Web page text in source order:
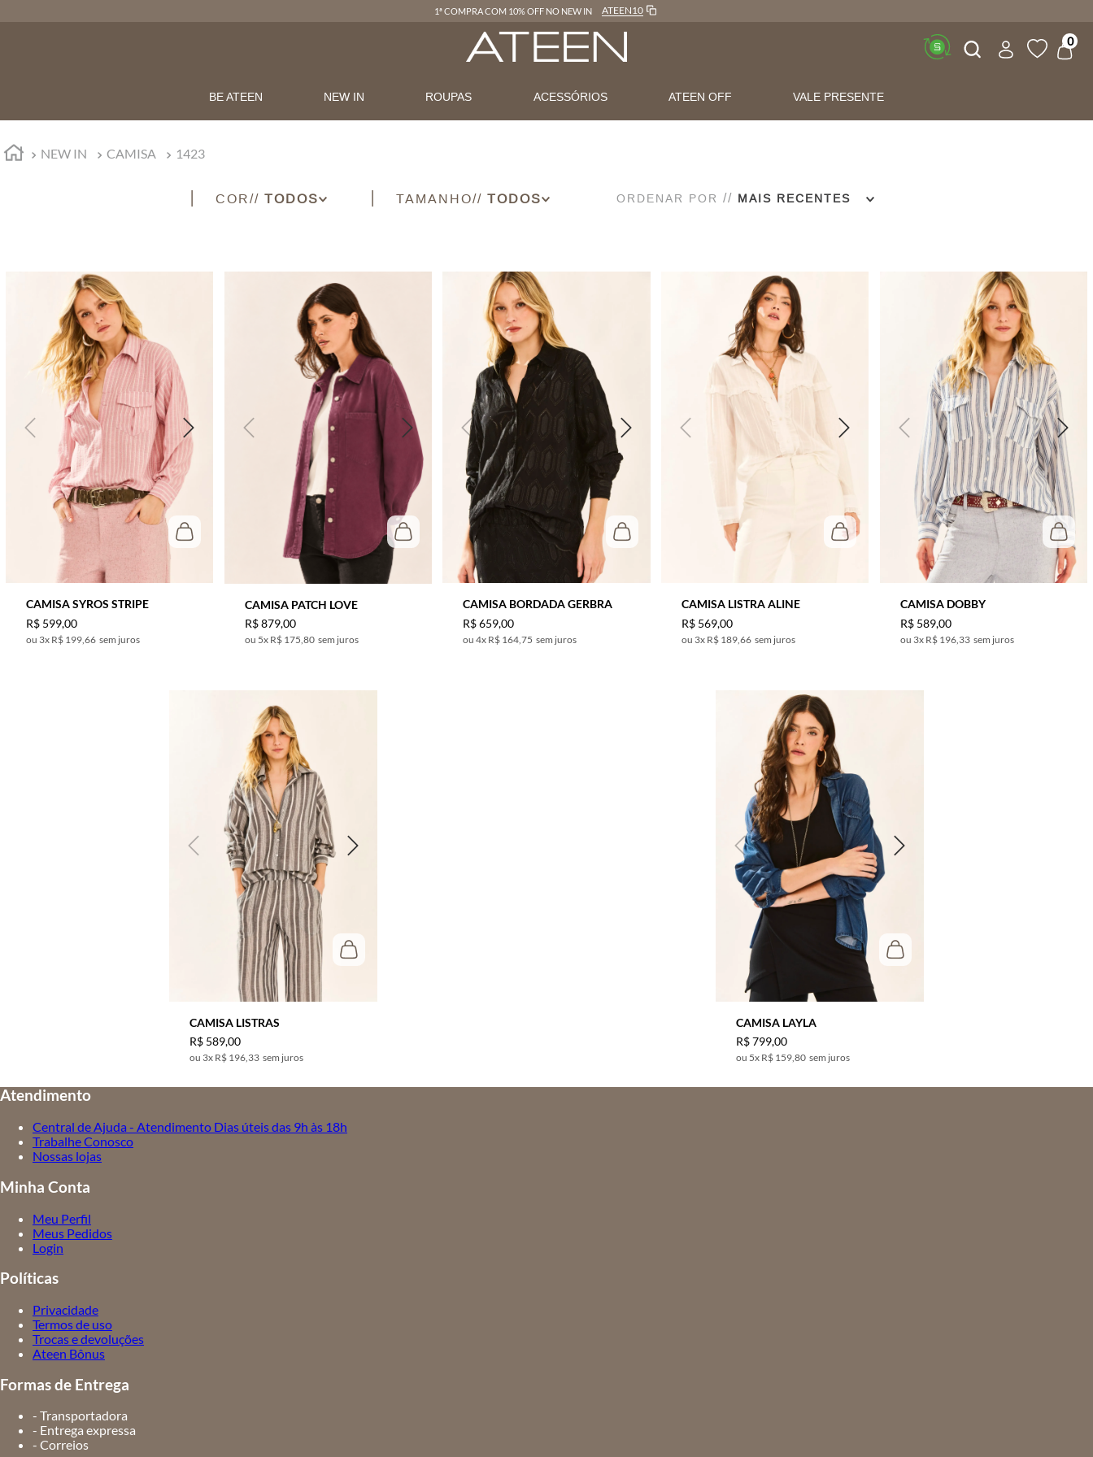
1ª COMPRA COM 10% OFF NO NEW IN ATEEN10
Buscar 0
BE ATEEN NEW IN ROUPAS ACESSÓRIOS ATEEN OFF VALE PRESENTE
NEW IN CAMISA 1423
COR
PRETO
TAMANHO
40
ORDENAR POR MAIS RECENTES
CAMISA SYROS STRIPE
R$ 599,00
3x R$ 199,66 sem juros
CAMISA PATCH LOVE
R$ 879,00
5x R$ 175,80 sem juros
CAMISA BORDADA GERBRA
R$659,00
4x R$ 164,75 sem juros
CAMISA LISTRA ALINE
R$ 569,00
3x R$ 189,66 sem juros
CAMISA DOBBY
R$ 589,00
3x R$ 196,33 sem juros
CAMISA LISTRAS
R$ 589,00
3x R$ 196,33 sem juros
CAMISA LAYLA
R$799,00
5x R$ 159,80 sem juros
Atendimento
Central de Ajuda - Atendimento Dias úteis das 9h às 18h
Trabalhe Conosco
Nossas lojas
Minha Conta
Meu Perfil
Meus Pedidos
Login
Políticas
Privacidade
Termos de uso
Trocas e devoluções
Ateen Bônus
Formas de Entrega
- Transportadora
- Entrega expressa
- Correios